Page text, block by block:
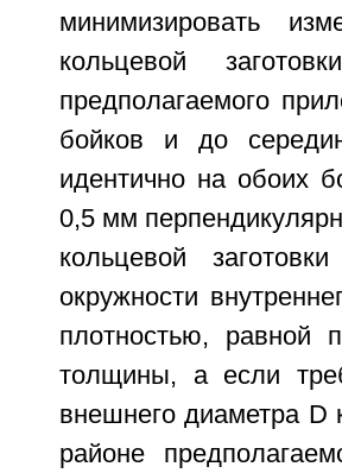
минимизировать
кольцевой
предполагаемого
бойков и до
идентично на обоих
0,5 мм
кольцевой
окружности
плотностью,
толщины, а если
внешнего диаметра D
районе